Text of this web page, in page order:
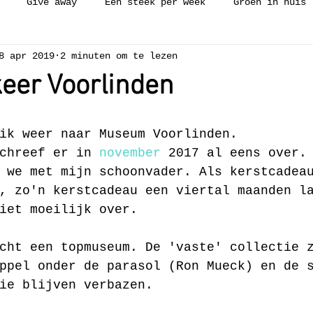
Workshop Collectie
Voorlinden
apr 2019 2 minuten om te lezen
weer naar Museum Voorlinden.
er in november 2017 al eens over.
met mijn schoonvader. Als
zo'n kerstcadeau een viertal maanden
moeilijk over.
een topmuseum. De 'vaste' collectie
onder de parasol (Ron Mueck) en
blijven verbazen.